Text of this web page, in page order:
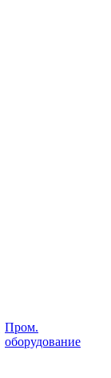
Пром.
оборудование